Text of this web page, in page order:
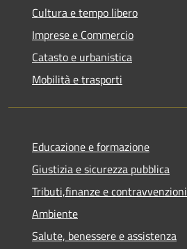
Cultura e tempo libero
Imprese e Commercio
Catasto e urbanistica
Mobilità e trasporti
Educazione e formazione
Giustizia e sicurezza pubblica
Tributi,finanze e contravvenzioni
Ambiente
Salute, benessere e assistenza